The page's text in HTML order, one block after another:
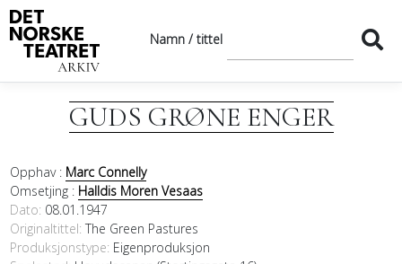
Namn / tittel
GUDS GRØNE ENGER
Opphav : Marc Connelly
Omsetjing : Halldis Moren Vesaas
Dato 08.01.1947
Originaltittel The Green Pastures
Produksjonstype: Eigenproduksjon